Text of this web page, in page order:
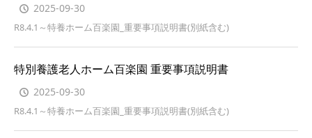
2025-09-30
R8.4.1～特養ホーム百楽園_重要事項説明書(別紙含む)
特別養護老人ホーム百楽園 重要事項説明書
2025-09-30
R8.4.1～特養ホーム百楽園_重要事項説明書(別紙含む)